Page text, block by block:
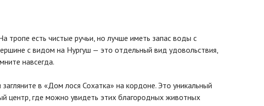
тропе есть чистые ручьи, но лучше иметь запас воды с
с видом на Нургуш — это отдельный вид удовольствия,
навсегда.
в «Дом лося Сохатка» на кордоне. Это уникальный
центр, где можно увидеть этих благородных животных